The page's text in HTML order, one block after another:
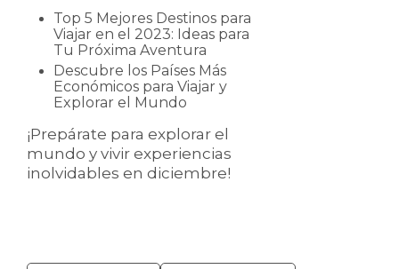
Top 5 Mejores Destinos para
Viajar en el 2023: Ideas para
Tu Próxima Aventura
Descubre los Países Más
Económicos para Viajar y
Explorar el Mundo
¡Prepárate para explorar el
mundo y vivir experiencias
inolvidables en diciembre!